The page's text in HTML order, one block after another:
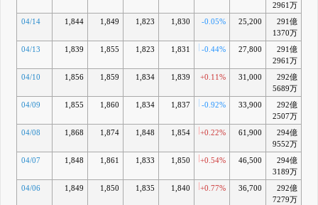
2961万
04/14 1,844 1,849 1,823 1,830 -0.05% 25,200
291億
1370万
04/13 1,839 1,855 1,823 1,831 -0.44% 27,800
291億
2961万
04/10 1,856 1,859 1,834 1,839 +0.11% 31,000
292億
5689万
04/09 1,855 1,860 1,834 1,837 -0.92% 33,900
292億
2507万
04/08 1,868 1,874 1,848 1,854 +0.22% 61,900
294億
9552万
04/07
1,848 1,861 1,833 1,850 +0.54% 46,500
294億
3189万
04/06 1,849 1,850 1,835 1,840 +0.77% 36,700
292億
7279万